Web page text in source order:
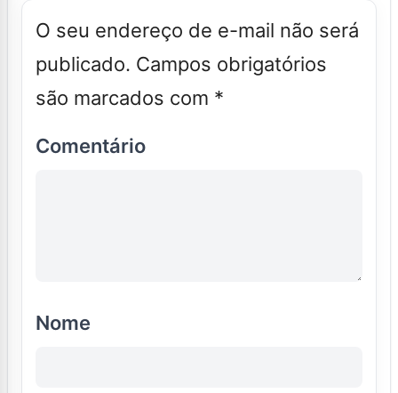
O seu endereço de e-mail não será
publicado. Campos obrigatórios
são marcados com *
Comentário
Nome